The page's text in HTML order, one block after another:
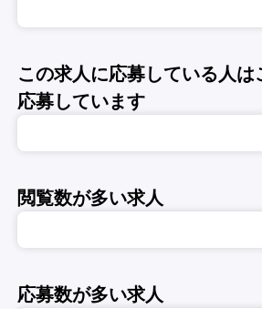
この求人に応募している人は
応募しています
閲覧数が多い求人
応募数が多い求人